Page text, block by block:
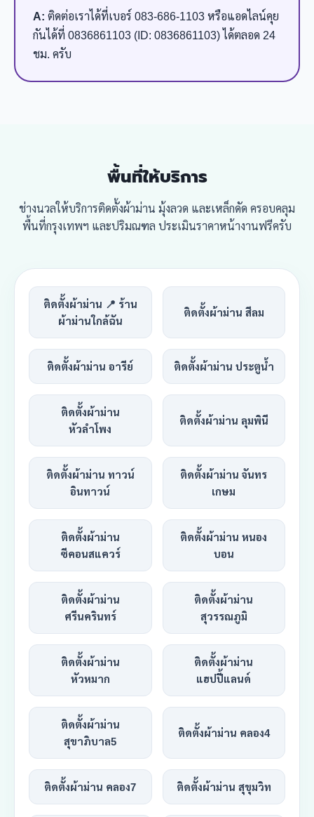
A: ติดต่อเราได้ที่เบอร์ 083-686-1103 หรือแอดไลน์คุย
กันได้ที่ 0836861103 (ID: 0836861103) ได้ตลอด 24
ชม. ครับ
พื้นที่ให้บริการ
ช่างนวลให้บริการติดตั้งผ้าม่าน มุ้งลวด และเหล็กดัด ครอบคลุม
พื้นที่กรุงเทพฯ และปริมณฑล ประเมินราคาหน้างานฟรีครับ
ติดตั้งผ้าม่าน 📍 ร้าน
ผ้าม่านใกล้ฉัน
ติดตั้งผ้าม่าน สีลม
ติดตั้งผ้าม่าน อารีย์ ติดตั้งผ้าม่าน ประตูน้ำ
ติดตั้งผ้าม่าน
หัวลำโพง
ติดตั้งผ้าม่าน ลุมพินี
ติดตั้งผ้าม่าน ทาวน์
อินทาวน์
ติดตั้งผ้าม่าน จันทร
เกษม
ติดตั้งผ้าม่าน
ซีคอนสแควร์
ติดตั้งผ้าม่าน หนอง
บอน
ติดตั้งผ้าม่าน
ศรีนครินทร์
ติดตั้งผ้าม่าน
สุวรรณภูมิ
ติดตั้งผ้าม่าน
หัวหมาก
ติดตั้งผ้าม่าน
แฮปปี้แลนด์
ติดตั้งผ้าม่าน
สุขาภิบาล5
ติดตั้งผ้าม่าน คลอง4
ติดตั้งผ้าม่าน คลอง7 ติดตั้งผ้าม่าน สุขุมวิท